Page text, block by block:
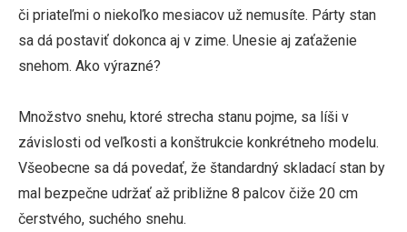
či priateľmi o niekoľko mesiacov už nemusíte. Párty stan
sa dá postaviť dokonca aj v zime. Unesie aj zaťaženie
snehom. Ako výrazné?
Množstvo snehu, ktoré strecha stanu pojme, sa líši v
závislosti od veľkosti a konštrukcie konkrétneho modelu.
Všeobecne sa dá povedať, že štandardný skladací stan by
mal bezpečne udržať až približne 8 palcov čiže 20 cm
čerstvého, suchého snehu.